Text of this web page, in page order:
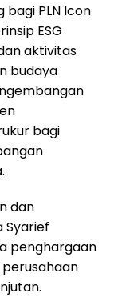
PLN Icon
ESG
aktivitas
budaya
bagi
dan
Syarief
penghargaan